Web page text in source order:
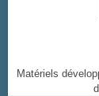
Matériels